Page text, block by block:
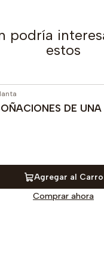
podría
estos
DE
Agregar al Carro
Comprar ahora